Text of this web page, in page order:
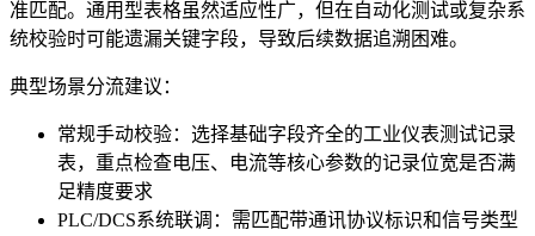
准匹配。通用型表格虽然适应性广，但在自动化测试或复杂系
统校验时可能遗漏关键字段，导致后续数据追溯困难。
典型场景分流建议：
常规手动校验：选择基础字段齐全的工业仪表测试记录
表，重点检查电压、电流等核心参数的记录位宽是否满
足精度要求
PLC/DCS系统联调：需匹配带通讯协议标识和信号类型